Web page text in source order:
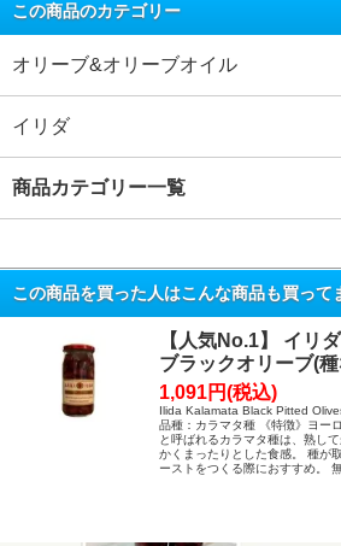
この商品のカテゴリー
オリーブ&オリーブオイル
イリダ
商品カテゴリー一覧
この商品を買った人はこんな商品も買って
【人気No.1】 イリ
ブラックオリーブ(
1,091円(税込)
Ilida Kalamata Black Pitted
品種：カラマタ種 《特徴》ヨー
と呼ばれるカラマタ種は、熟し
かくまったりとした食感。 種が
ーストをつくる際におすすめ。